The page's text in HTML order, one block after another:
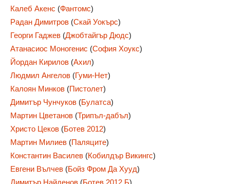
Калеб Акенс (Фантомс)
Радан Димитров (Скай Уокърс)
Георги Гаджев (Джобтайгър Дюдс)
Атанасиос Моногенис (София Хоукс)
Йордан Кирилов (Ахил)
Людмил Ангелов (Гуми-Нет)
Калоян Минков (Пистолет)
Димитър Чунчуков (Булатса)
Мартин Цветанов (Трипъл-дабъл)
Христо Цеков (Ботев 2012)
Мартин Милиев (Паляците)
Константин Василев (Кобилдър Викингс)
Евгени Вълчев (Бойз Фром Да Хууд)
Димитър Найденов (Ботев 2012 Б)